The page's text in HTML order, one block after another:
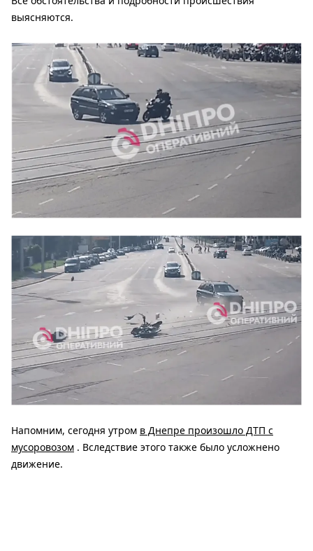
выясняются.
Напомним, сегодня утром в Днепре произошло ДТП с
мусоровозом . Вследствие этого также было усложнено
движение.